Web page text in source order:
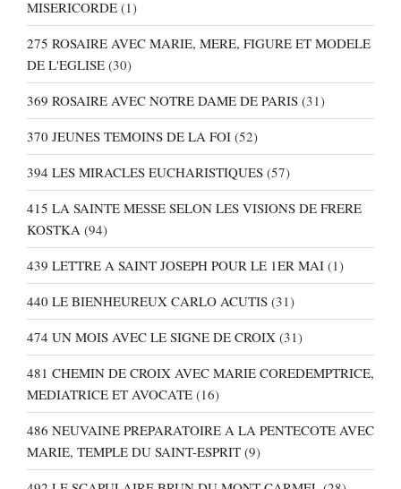
MISERICORDE (1)
275 ROSAIRE AVEC MARIE, MERE, FIGURE ET MODELE
DE L'EGLISE (30)
369 ROSAIRE AVEC NOTRE DAME DE PARIS (31)
370 JEUNES TEMOINS DE LA FOI (52)
394 LES MIRACLES EUCHARISTIQUES (57)
415 LA SAINTE MESSE SELON LES VISIONS DE FRERE
KOSTKA (94)
439 LETTRE A SAINT JOSEPH POUR LE 1ER MAI (1)
440 LE BIENHEUREUX CARLO ACUTIS (31)
474 UN MOIS AVEC LE SIGNE DE CROIX (31)
481 CHEMIN DE CROIX AVEC MARIE COREDEMPTRICE,
MEDIATRICE ET AVOCATE (16)
486 NEUVAINE PREPARATOIRE A LA PENTECOTE AVEC
MARIE, TEMPLE DU SAINT-ESPRIT (9)